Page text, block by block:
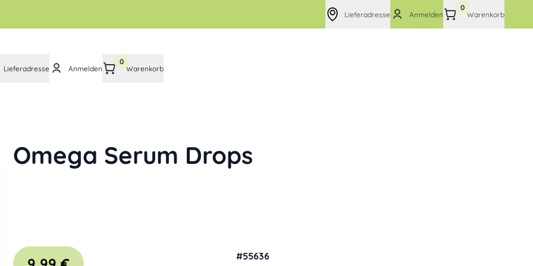
Lieferadresse Anmelden
0
Warenkorb
Lieferadresse Anmelden
0
Warenkorb
Omega Serum Drops
#55636